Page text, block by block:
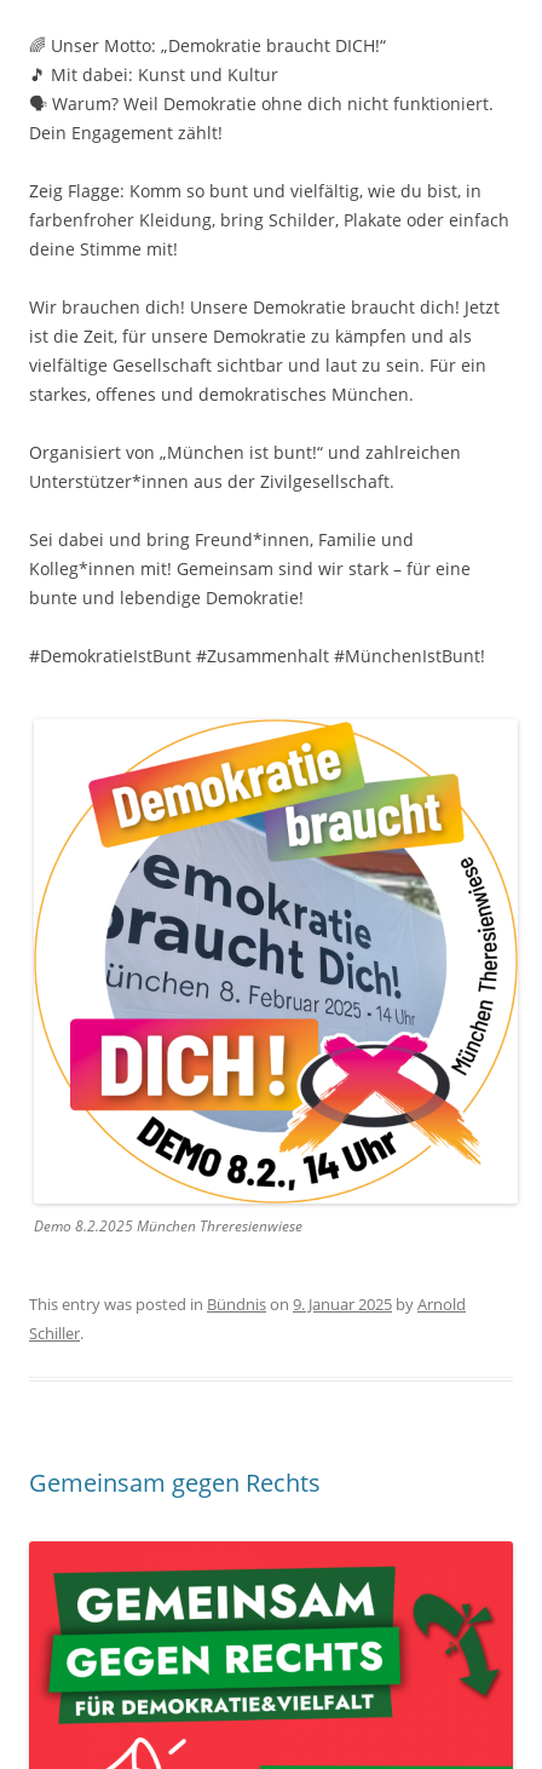
🌈 Unser Motto: „Demokratie braucht DICH!“
🎵 Mit dabei: Kunst und Kultur
🗣️ Warum? Weil Demokratie ohne dich nicht funktioniert.
Dein Engagement zählt!
Zeig Flagge: Komm so bunt und vielfältig, wie du bist, in
farbenfroher Kleidung, bring Schilder, Plakate oder einfach
deine Stimme mit!
Wir brauchen dich! Unsere Demokratie braucht dich! Jetzt
ist die Zeit, für unsere Demokratie zu kämpfen und als
vielfältige Gesellschaft sichtbar und laut zu sein. Für ein
starkes, offenes und demokratisches München.
Organisiert von „München ist bunt!“ und zahlreichen
Unterstützer*innen aus der Zivilgesellschaft.
Sei dabei und bring Freund*innen, Familie und
Kolleg*innen mit! Gemeinsam sind wir stark – für eine
bunte und lebendige Demokratie!
#DemokratieIstBunt #Zusammenhalt #MünchenIstBunt!
Demo 8.2.2025 München Threresienwiese
This entry was posted in Bündnison 9. Januar 2025 byArnold
Schiller.
Gemeinsam gegen Rechts